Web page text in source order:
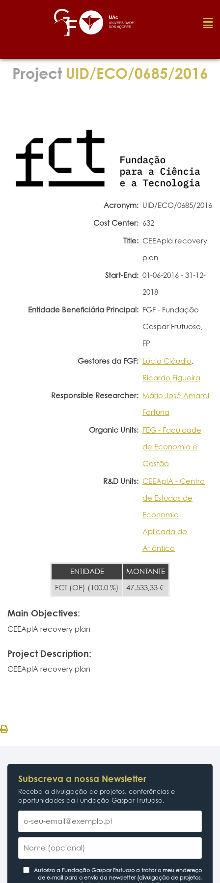
Foundation
ProjectUID/ECO/0685/2016
Acronym: UID/ECO/0685/2016
Cost Center: 632
Title: CEEApla recovery
plan
Start-End: 01-06-2016 - 31-12-
2018
Entidade Beneficiária Principal: FGF - Fundação
Gaspar Frutuoso,
FP
Gestores da FGF: Lúcia Cláudio,
Ricardo Figueira
Responsible Researcher: Mário José Amaral
Fortuna
Organic Units: FEG - Faculdade
de Economia e
Gestão
R&D Units: CEEAplA - Centro
de Estudos de
Economia
Aplicada do
Atlântico
ENTIDADE
MONTANTE
FCT (OE) (100.0 %)
47.533,33 €
Main Objectives:
CEEAplA recovery plan
Project Description:
CEEAplA recovery plan
Subscreva a nossa Newsletter
Receba a divulgação de projetos, conferências e
oportunidades da Fundação Gaspar Frutuoso.
Autorizo a Fundação Gaspar Frutuoso a tratar o meu endereço
de e-mail para o envio da newsletter (divulgação de projetos,